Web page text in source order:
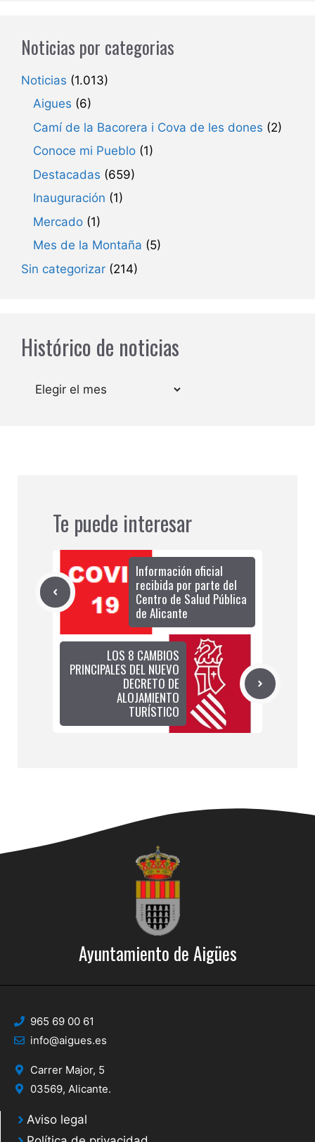
Noticias por categorias
Noticias (1.013)
Aigues (6)
Camí de la Bacorera i Cova de les dones (2)
Conoce mi Pueblo (1)
Destacadas (659)
Inauguración (1)
Mercado (1)
Mes de la Montaña (5)
Sin categorizar (214)
Histórico de noticias
Archivos
Te puede interesar
Información oficial
recibida por parte del
Centro de Salud Pública
de Alicante
LOS 8 CAMBIOS
PRINCIPALES DEL NUEVO
DECRETO DE
ALOJAMIENTO
TURÍSTICO
Ayuntamiento de Aigües
965 69 00 61
info@aigues.es
Carrer Major, 5
03569, Alicante.
Aviso legal